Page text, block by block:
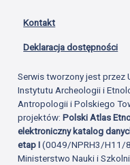
Kontakt
Deklaracja dostępności
Serwis tworzony jest przez
Instytutu Archeologii i
Antropologii i Polskiego
projektów:Polski Atlas
elektroniczny katalog
etap I(0049/NPRH3/H11/
Ministerstwo Nauki i